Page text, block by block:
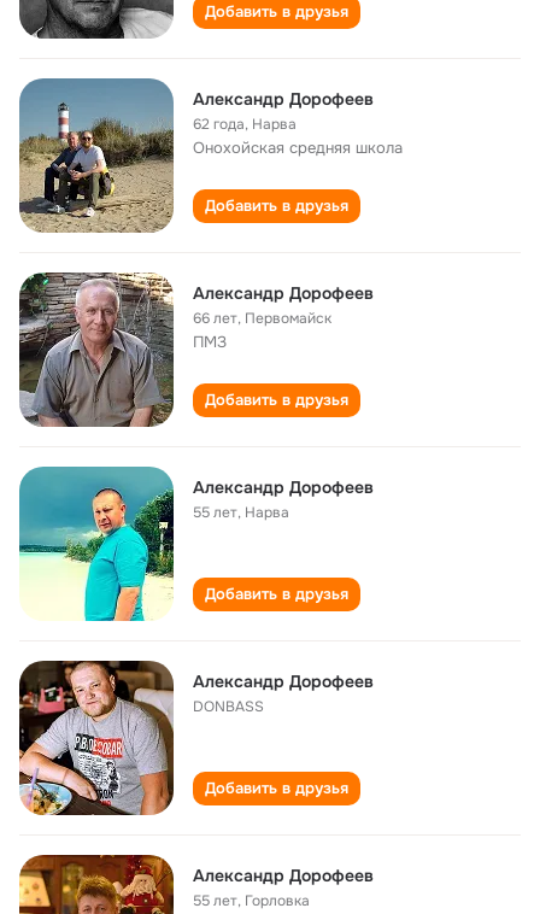
Добавить в друзья
Александр Дорофеев
62 года, Нарва
Онохойская cредняя школа
Добавить в друзья
Александр Дорофеев
66 лет, Первомайск
ПМЗ
Добавить в друзья
Александр Дорофеев
55 лет, Нарва
Добавить в друзья
Александр Дорофеев
DONBASS
Добавить в друзья
Александр Дорофеев
55 лет, Горловка